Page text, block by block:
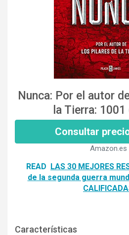
Nunca: Por el autor
la Tierra:
Consultar
Amazon.es
READ LAS 30 MEJORES
de la segunda guerra
Características